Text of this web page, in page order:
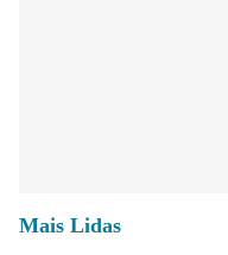
Mais Lidas